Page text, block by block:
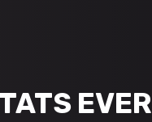
EVER